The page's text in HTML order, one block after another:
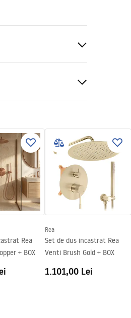
Rea
+ BOX
Rea
Set de dus incastrat Rea
Venti Brush Gold + BOX
1.101,00 Lei